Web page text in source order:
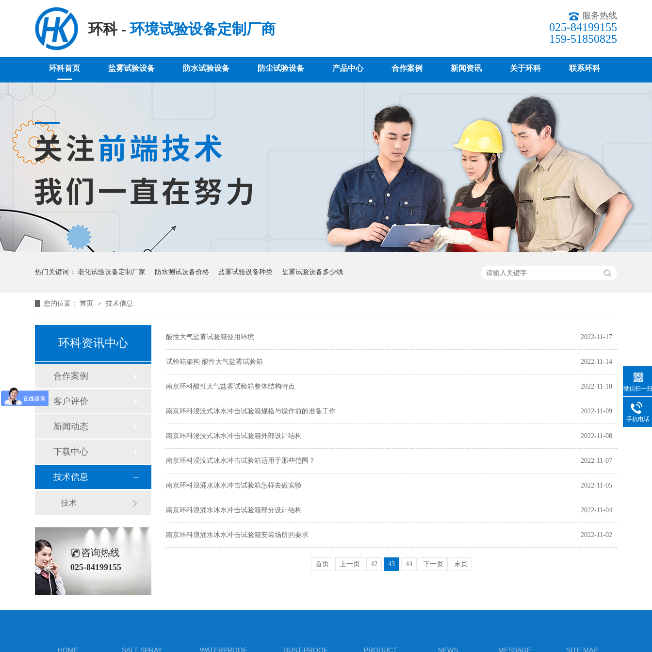
环科 -环境试验设备定制厂商
服务热线
025-84199155
159-51850825
环科首页 盐雾试验设备 防水试验设备 防尘试验设备 产品中心 合作案例 新闻资讯 关于环科 联系环科
热门关键词： 老化试验设备定制厂家 防水测试设备价格 盐雾试验设备种类 盐雾试验设备多少钱
您的位置： 首页 > 技术信息
2022-11-17
酸性大气盐雾试验箱使用环境
2022-11-14
试验箱架构 酸性大气盐雾试验箱
2022-11-10
南京环科酸性大气盐雾试验箱整体结构特点
2022-11-09
南京环科浸没式冰水冲击试验箱规格与操作前的准备工作
2022-11-08
南京环科浸没式冰水冲击试验箱外部设计结构
2022-11-07
南京环科浸没式冰水冲击试验箱适用于那些范围？
2022-11-05
南京环科浪涌水冰水冲击试验箱怎样去做实验
2022-11-04
南京环科浪涌水冰水冲击试验箱部分设计结构
2022-11-02
南京环科浪涌水冰水冲击试验箱安装场所的要求
首页 上一页 42 43 44 下一页 末页
环科资讯中心
合作案例
客户评价
新闻动态
下载中心
技术信息
技术
咨询热线
025-84199155
HOME SALT SPRAY WATERPROOF DUST-PROOF PRODUCT NEWS MESSAGE SITE MAP
微信扫一扫
手机电话